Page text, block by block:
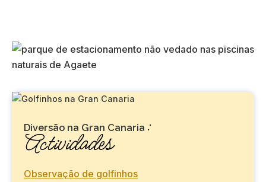
Diversão na Gran Canaria :
Actividades
Observação de golfinhos